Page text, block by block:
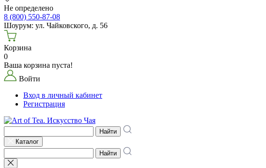
Не определено
8 (800) 550-87-08
Шоурум: ул. Чайковского, д. 56
Корзина
0
Ваша корзина пуста!
Войти
Вход в личный кабинет
Регистрация
Найти
Каталог
Найти